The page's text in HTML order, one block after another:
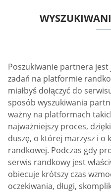
Poszukiwanie partnera
zadań na platformie
miałbyś dołączyć do
sposób wyszukiwania
ważny na platformach
najważniejszy proces,
duszę, o której marzysz i
randkowej. Podczas gdy
serwis randkowy jest
obiecuje krótszy czas
oczekiwania, długi,